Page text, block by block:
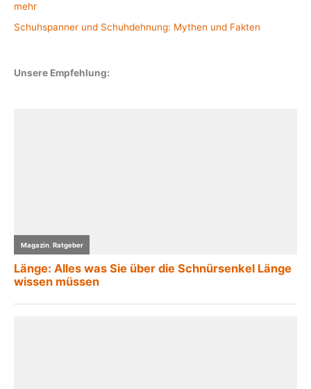
mehr
Schuhspanner und Schuhdehnung: Mythen und Fakten
Unsere Empfehlung: